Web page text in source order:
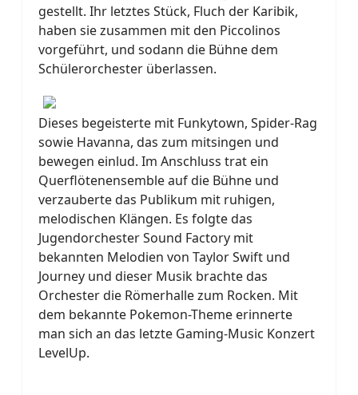
gestellt. Ihr letztes Stück, Fluch der Karibik,
haben sie zusammen mit den Piccolinos
vorgeführt, und sodann die Bühne dem
Schülerorchester überlassen.
Dieses begeisterte mit Funkytown, Spider-Rag
sowie Havanna, das zum mitsingen und
bewegen einlud. Im Anschluss trat ein
Querflötenensemble auf die Bühne und
verzauberte das Publikum mit ruhigen,
melodischen Klängen. Es folgte das
Jugendorchester Sound Factory mit
bekannten Melodien von Taylor Swift und
Journey und dieser Musik brachte das
Orchester die Römerhalle zum Rocken. Mit
dem bekannte Pokemon-Theme erinnerte
man sich an das letzte Gaming-Music Konzert
LevelUp.